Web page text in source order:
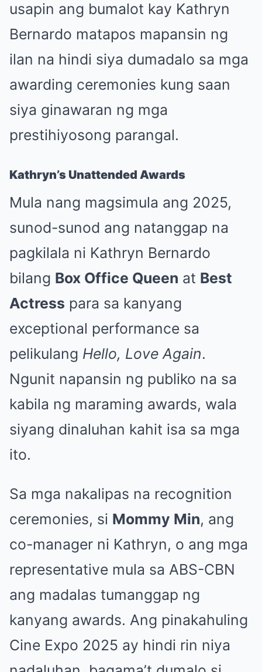
usapin ang bumalot kay Kathryn
Bernardo matapos mapansin ng
ilan na hindi siya dumadalo sa mga
awarding ceremonies kung saan
siya ginawaran ng mga
prestihiyosong parangal.
Kathryn’s Unattended Awards
Mula nang magsimula ang 2025,
sunod-sunod ang natanggap na
pagkilala ni Kathryn Bernardo
bilang Box Office Queen at Best
Actress para sa kanyang
exceptional performance sa
pelikulang Hello, Love Again.
Ngunit napansin ng publiko na sa
kabila ng maraming awards, wala
siyang dinaluhan kahit isa sa mga
ito.
Sa mga nakalipas na recognition
ceremonies, si Mommy Min, ang
co-manager ni Kathryn, o ang mga
representative mula sa ABS-CBN
ang madalas tumanggap ng
kanyang awards. Ang pinakahuling
Cine Expo 2025 ay hindi rin niya